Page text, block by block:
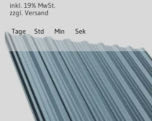
inkl. 19% MwSt.
zzgl. Versand
Tage Std Min Sek